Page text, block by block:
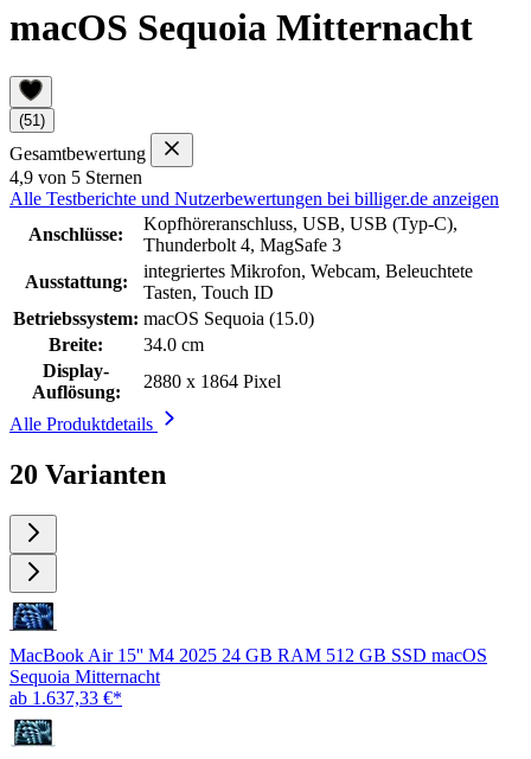
macOS Sequoia Mitternacht
(51)
Gesamtbewertung
4,9 von 5 Sternen
Alle Testberichte und Nutzerbewertungen bei billiger.de anzeigen
Anschlüsse:
Kopfhöreranschluss, USB, USB (Typ-C),
Thunderbolt 4, MagSafe 3
Ausstattung:
integriertes Mikrofon, Webcam, Beleuchtete
Tasten, Touch ID
Betriebssystem: macOS Sequoia (15.0)
Breite:
34.0 cm
Display-
Auflösung:
2880 x 1864 Pixel
Alle Produktdetails
20 Varianten
MacBook Air 15'' M4 2025 24 GB RAM 512 GB SSD macOS
Sequoia Mitternacht
ab 1.637,33 €*